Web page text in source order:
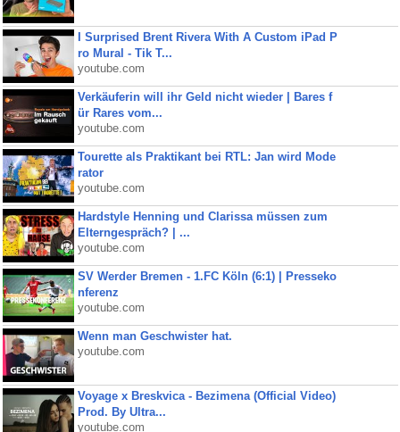
I Surprised Brent Rivera With A Custom iPad P
ro Mural - Tik T...
youtube.com
Verkäuferin will ihr Geld nicht wieder | Bares f
ür Rares vom...
youtube.com
Tourette als Praktikant bei RTL: Jan wird Mode
rator
youtube.com
Hardstyle Henning und Clarissa müssen zum
Elterngespräch? | ...
youtube.com
SV Werder Bremen - 1.FC Köln (6:1) | Presseko
nferenz
youtube.com
Wenn man Geschwister hat.
youtube.com
Voyage x Breskvica - Bezimena (Official Video)
Prod. By Ultra...
youtube.com